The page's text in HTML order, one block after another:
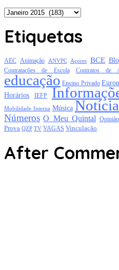
Arquivo
Etiquetas
AEC Animação ANVPC Açores BCE
Contratações de Escola Contratos de
educação Ensino Privado
Horários IEFP
Mobilidade Interna Música
Números O Meu Quintal Opinião
Prova QZP TV VAGAS Vinculação
After